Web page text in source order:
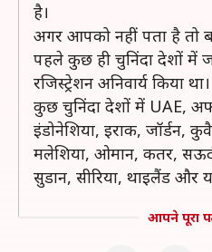
है।
अगर आपको नहीं पता है तो
पहले कुछ ही चुनिंदा देशों में
रजिस्ट्रेशन अनिवार्य किया था।
कुछ चुनिंदा देशों में UAE,
इंडोनेशिया, इराक, जॉर्डन,
मलेशिया, ओमान, कतर,
सुडान, सीरिया, थाइलैंड और
आपने पूरा